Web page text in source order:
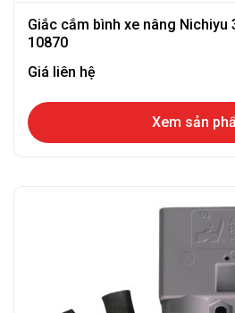
Giắc cắm bình xe nâng Nichiyu
10870
Giá liên hệ
Xem sản